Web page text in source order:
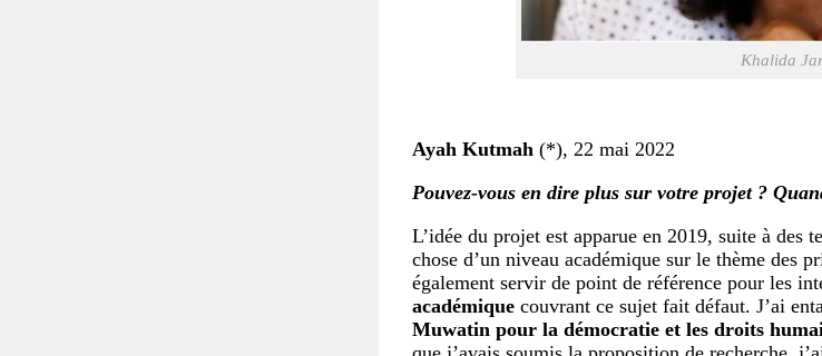
Khalida
Ayah Kutmah (*), 22 mai 2022
Pouvez-vous en dire plus sur votre projet ?
L’idée du projet est apparue en 2019, suite à des
chose d’un niveau académique sur le thème des
également servir de point de référence pour les
académique couvrant ce sujet fait défaut. J’ai
Muwatin pour la démocratie et les droits